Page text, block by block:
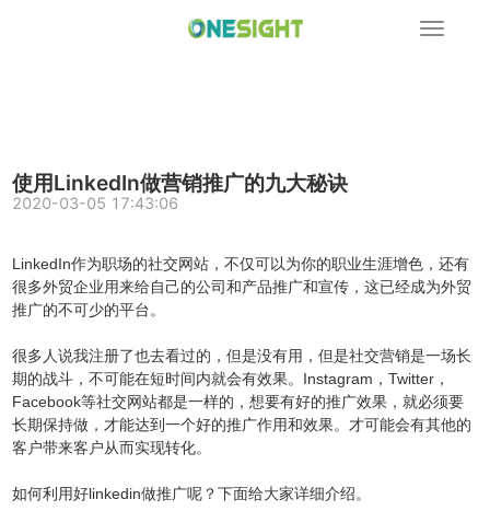
展
使用LinkedIn做营销推广的九大秘诀
2020-03-05 17:43:06
LinkedIn作为职场的社交网站，不仅可以为你的职业生涯增色，还有
很多外贸企业用来给自己的公司和产品推广和宣传，这已经成为外贸
推广的不可少的平台。
很多人说我注册了也去看过的，但是没有用，但是社交营销是一场长
期的战斗，不可能在短时间内就会有效果。Instagram，Twitter，
Facebook等社交网站都是一样的，想要有好的推广效果，就必须要
长期保持做，才能达到一个好的推广作用和效果。才可能会有其他的
客户带来客户从而实现转化。
如何利用好linkedin做推广呢？下面给大家详细介绍。